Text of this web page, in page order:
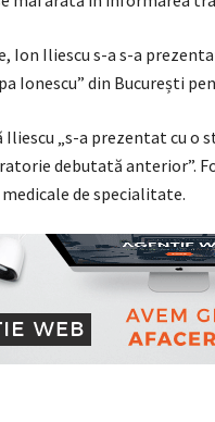
Ion Iliescu s-a s-a
Ionescu” din București
Iliescu „s-a prezentat cu o
debutată anterior”.
de specialitate.